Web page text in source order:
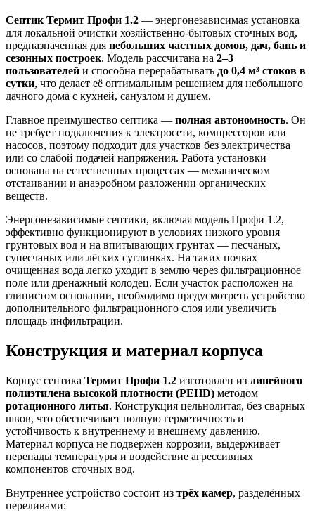
Септик Термит Профи 1.2 — энергонезависимая установка
для локальной очистки хозяйственно-бытовых сточных вод,
предназначенная для небольших частных домов, дач, бань и
сезонных построек. Модель рассчитана на 2–3
пользователей и способна перерабатывать до 0,4 м³ стоков в
сутки, что делает её оптимальным решением для небольшого
дачного дома с кухней, санузлом и душем.
Главное преимущество септика — полная автономность. Он
не требует подключения к электросети, компрессоров или
насосов, поэтому подходит для участков без электричества
или со слабой подачей напряжения. Работа установки
основана на естественных процессах — механическом
отстаивании и анаэробном разложении органических
веществ.
Энергонезависимые септики, включая модель Профи 1.2,
эффективно функционируют в условиях низкого уровня
грунтовых вод и на впитывающих грунтах — песчаных,
супесчаных или лёгких суглинках. На таких почвах
очищенная вода легко уходит в землю через фильтрационное
поле или дренажный колодец. Если участок расположен на
глинистом основании, необходимо предусмотреть устройство
дополнительного фильтрационного слоя или увеличить
площадь инфильтрации.
Конструкция и материал корпуса
Корпус септика Термит Профи 1.2 изготовлен из линейного
полиэтилена высокой плотности (PEHD) методом
ротационного литья. Конструкция цельнолитая, без сварных
швов, что обеспечивает полную герметичность и
устойчивость к внутреннему и внешнему давлению.
Материал корпуса не подвержен коррозии, выдерживает
перепады температуры и воздействие агрессивных
компонентов сточных вод.
Внутреннее устройство состоит из трёх камер, разделённых
переливами: